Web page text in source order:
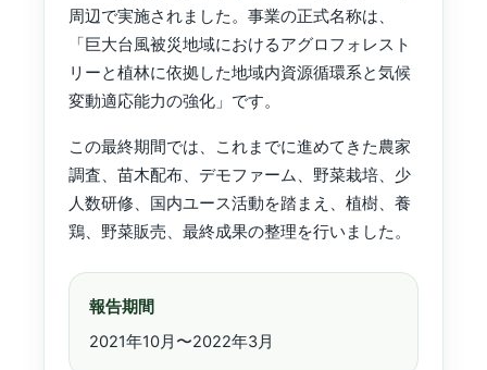
周辺で実施されました。事業の正式名称は、
「巨大台風被災地域におけるアグロフォレスト
リーと植林に依拠した地域内資源循環系と気候
変動適応能力の強化」です。
この最終期間では、これまでに進めてきた農家
調査、苗木配布、デモファーム、野菜栽培、少
人数研修、国内ユース活動を踏まえ、植樹、養
鶏、野菜販売、最終成果の整理を行いました。
報告期間
2021年10月〜2022年3月